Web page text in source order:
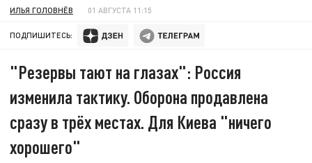
ИЛЬЯ ГОЛОВНЁВ 01 АВГУСТА 11:15
ПОДПИШИТЕСЬ:
"Резервы тают на глазах": Россия
изменила тактику. Оборона продавлена
сразу в трёх местах. Для Киева "ничего
хорошего"